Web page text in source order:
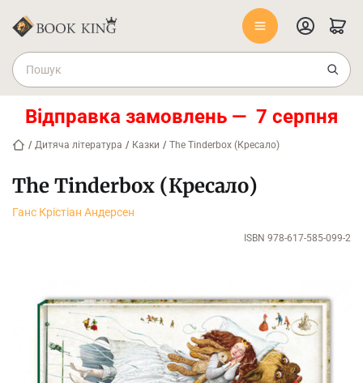
Відправка замовлень — 7 серпня
/ Дитяча література / Казки / The Tinderbox (Кресало)
The Tinderbox (Кресало)
Ганс Крістіан Андерсен
ISBN 978-617-585-099-2